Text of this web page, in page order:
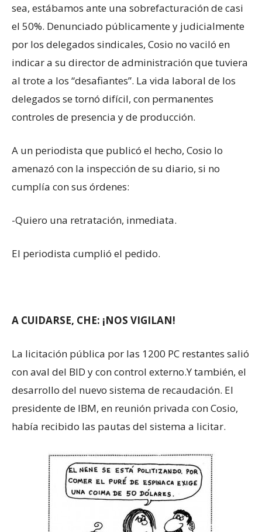
sea, estábamos ante una sobrefacturación de casi
el 50%. Denunciado públicamente y judicialmente
por los delegados sindicales, Cosio no vaciló en
indicar a su director de administración que tuviera
al trote a los “desafiantes”. La vida laboral de los
delegados se tornó difícil, con permanentes
controles de presencia y de producción.
A un periodista que publicó el hecho, Cosio lo
amenazó con la inspección de su diario, si no
cumplía con sus órdenes:
-Quiero una retratación, inmediata.
El periodista cumplió el pedido.
A CUIDARSE, CHE: ¡NOS VIGILAN!
La licitación pública por las 1200 PC restantes salió
con aval del BID y con control externo.Y también, el
desarrollo del nuevo sistema de recaudación. El
presidente de IBM, en reunión privada con Cosio,
había recibido las pautas del sistema a licitar.